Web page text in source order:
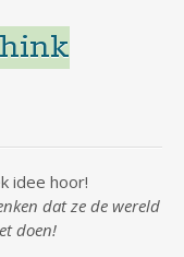
idee hoor!
dat ze de wereld
doen!